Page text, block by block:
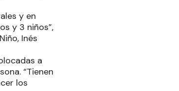
y en
y 3 niños”,
Inés
a
“Tienen
los